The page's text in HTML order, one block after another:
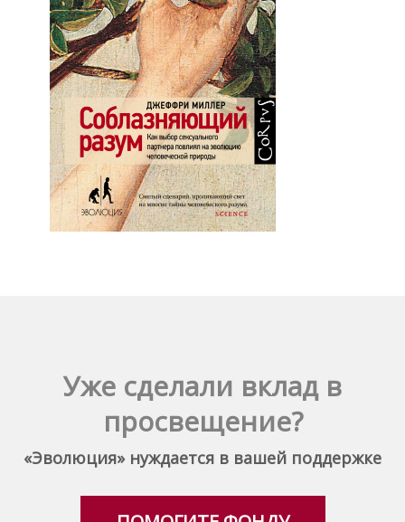
Уже сделали вклад в
просвещение?
«Эволюция» нуждается в вашей поддержке